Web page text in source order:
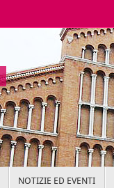
NOTIZIE ED EVENTI